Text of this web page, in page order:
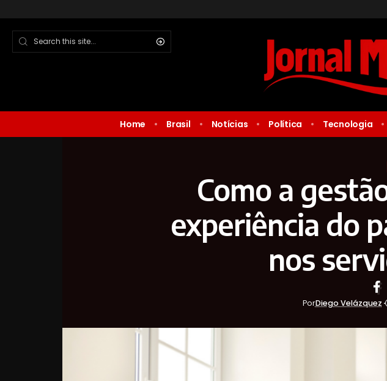
Home Brasil Notícias Política Tecnologia
Como a
experiência do
nos
PorDiego Velázquez